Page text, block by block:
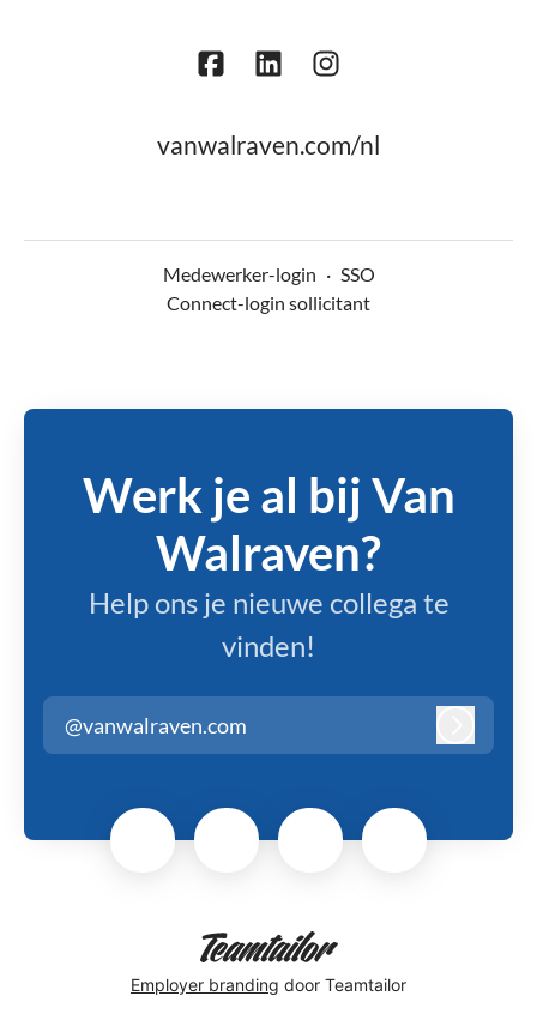
vanwalraven.com/nl
Medewerker-login · SSO
Connect-login sollicitant
Werk je al bij Van
Walraven?
Help ons je nieuwe collega te
vinden!
@vanwalraven.com
Employer branding door Teamtailor